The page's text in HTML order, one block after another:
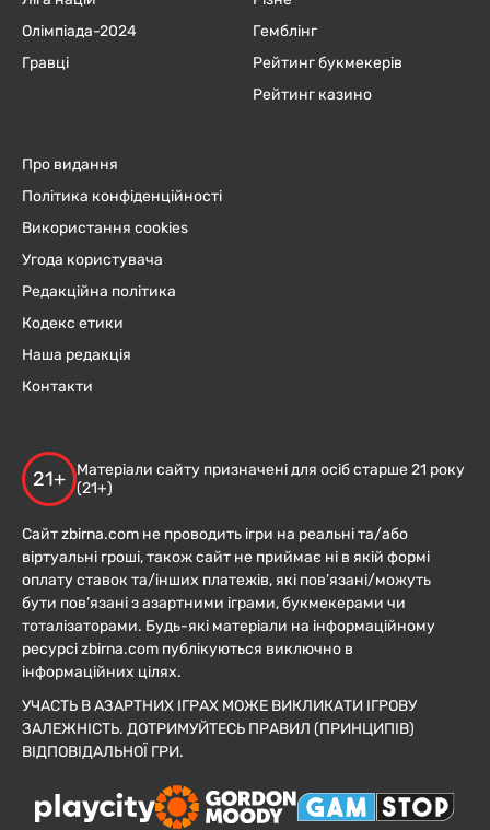
Олімпіада-2024
Гравці
Гемблінг
Рейтинг букмекерів
Рейтинг казино
Про видання
Політика конфіденційності
Використання cookies
Угода користувача
Редакційна політика
Кодекс етики
Наша редакція
Контакти
21+
Матеріали сайту призначені для осіб старше 21 року
(21+)
Сайт zbirna.com не проводить ігри на реальні та/або
віртуальні гроші, також сайт не приймає ні в якій формі
оплату ставок та/інших платежів, які пов’язані/можуть
бути пов’язані з азартними іграми, букмекерами чи
тоталізаторами. Будь-які матеріали на інформаційному
ресурсі zbirna.com публікуються виключно в
інформаційних цілях.
УЧАСТЬ В АЗАРТНИХ ІГРАХ МОЖЕ ВИКЛИКАТИ ІГРОВУ
ЗАЛЕЖНІСТЬ. ДОТРИМУЙТЕСЬ ПРАВИЛ (ПРИНЦИПІВ)
ВІДПОВІДАЛЬНОЇ ГРИ.